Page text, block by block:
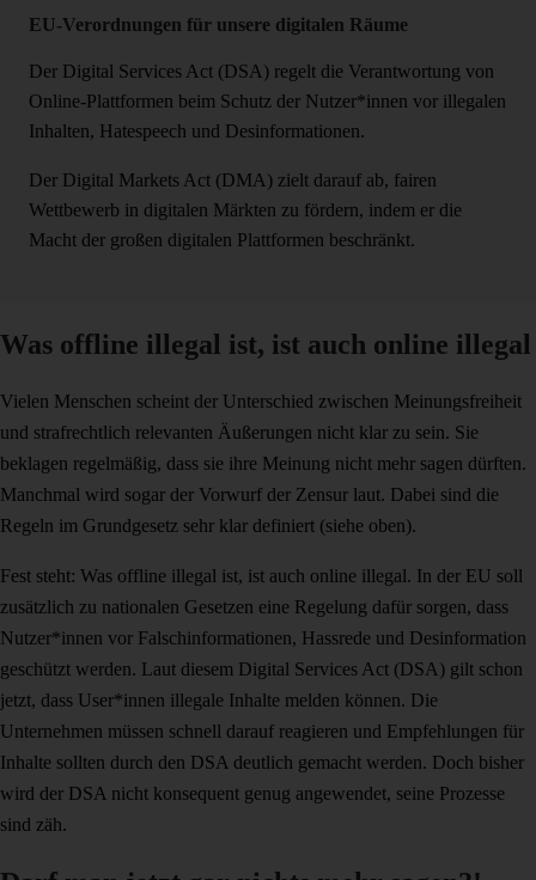
EU-Verordnungen für unsere digitalen Räume
Der Digital Services Act (DSA) regelt die Verantwortung von
Online-Plattformen beim Schutz der Nutzer*innen vor illegalen
Inhalten, Hatespeech und Desinformationen.
Der Digital Markets Act (DMA) zielt darauf ab, fairen
Wettbewerb in digitalen Märkten zu fördern, indem er die
Macht der großen digitalen Plattformen beschränkt.
Was offline illegal ist, ist auch online illegal
Vielen Menschen scheint der Unterschied zwischen Meinungsfreiheit
und strafrechtlich relevanten Äußerungen nicht klar zu sein. Sie
beklagen regelmäßig, dass sie ihre Meinung nicht mehr sagen dürften.
Manchmal wird sogar der Vorwurf der Zensur laut. Dabei sind die
Regeln im Grundgesetz sehr klar definiert (siehe oben).
Fest steht: Was offline illegal ist, ist auch online illegal. In der EU soll
zusätzlich zu nationalen Gesetzen eine Regelung dafür sorgen, dass
Nutzer*innen vor Falschinformationen, Hassrede und Desinformation
geschützt werden. Laut diesem Digital Services Act (DSA) gilt schon
jetzt, dass User*innen illegale Inhalte melden können. Die
Unternehmen müssen schnell darauf reagieren und Empfehlungen für
Inhalte sollten durch den DSA deutlich gemacht werden. Doch bisher
wird der DSA nicht konsequent genug angewendet, seine Prozesse
sind zäh.